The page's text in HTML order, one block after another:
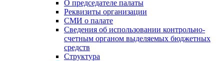
О председателе палаты
Реквизиты организации
СМИ о палате
Сведения об использовании контрольно-
счетным органом выделяемых бюджетных
средств
Структура